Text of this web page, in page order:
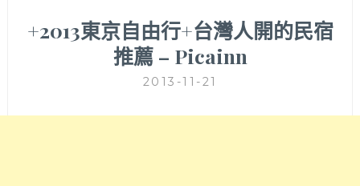
+2013東京自由行+台灣人開的民宿
推薦 – Picainn
2013-11-21